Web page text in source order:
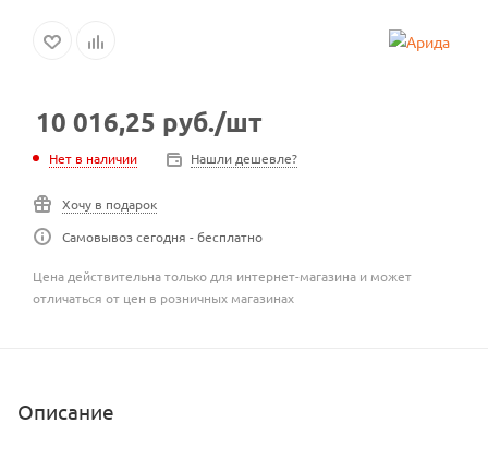
10 016,25 руб./шт
Нет в наличии Нашли дешевле?
Хочу в подарок
Самовывоз сегодня - бесплатно
Цена действительна только для интернет-магазина и может
отличаться от цен в розничных магазинах
Описание